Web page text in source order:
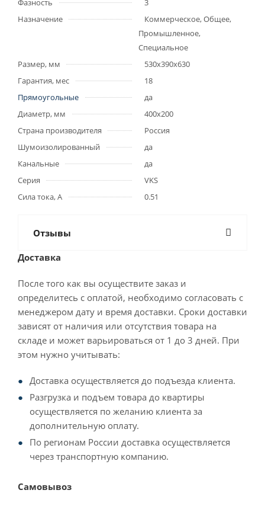
Фазность
3
Назначение
Коммерческое, Общее,
Промышленное,
Специальное
Размер, мм
530x390x630
Гарантия, мес
18
Прямоугольные
да
Диаметр, мм
400x200
Страна производителя
Россия
Шумоизолированный
да
Канальные
да
Серия
VKS
Сила тока, А
0.51
Отзывы
Доставка
После того как вы осуществите заказ и
определитесь с оплатой, необходимо согласовать с
менеджером дату и время доставки. Сроки доставки
зависят от наличия или отсутствия товара на
складе и может варьироваться от 1 до 3 дней. При
этом нужно учитывать:
Доставка осуществляется до подъезда клиента.
Разгрузка и подъем товара до квартиры
осуществляется по желанию клиента за
дополнительную оплату.
По регионам России доставка осуществляется
через транспортную компанию.
Самовывоз